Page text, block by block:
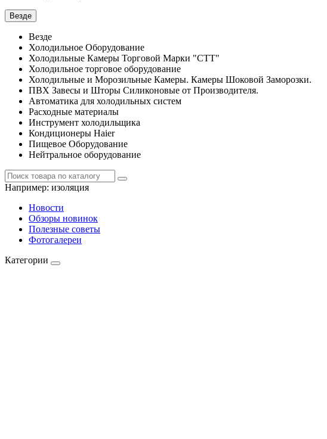
Везде
Везде
Холодильное Оборудование
Холодильные Камеры Торговой Марки "СТТ"
Холодильное торговое оборудование
Холодильные и Морозильные Камеры. Камеры Шоковой Заморозки.
ПВХ Завесы и Шторы Силиконовые от Производителя.
Автоматика для холодильных систем
Расходные материалы
Инструмент холодильщика
Кондиционеры Haier
Пищевое Оборудование
Нейтральное оборудование
Например: изоляция
Новости
Обзоры новинок
Полезные советы
Фотогалереи
Категории